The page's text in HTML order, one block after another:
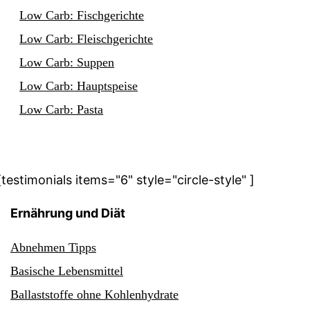
Low Carb: Fischgerichte
Low Carb: Fleischgerichte
Low Carb: Suppen
Low Carb: Hauptspeise
Low Carb: Pasta
items="6" style="circle-style" ]
Ernährung und Diät
Abnehmen Tipps
Basische Lebensmittel
Ballaststoffe ohne Kohlenhydrate